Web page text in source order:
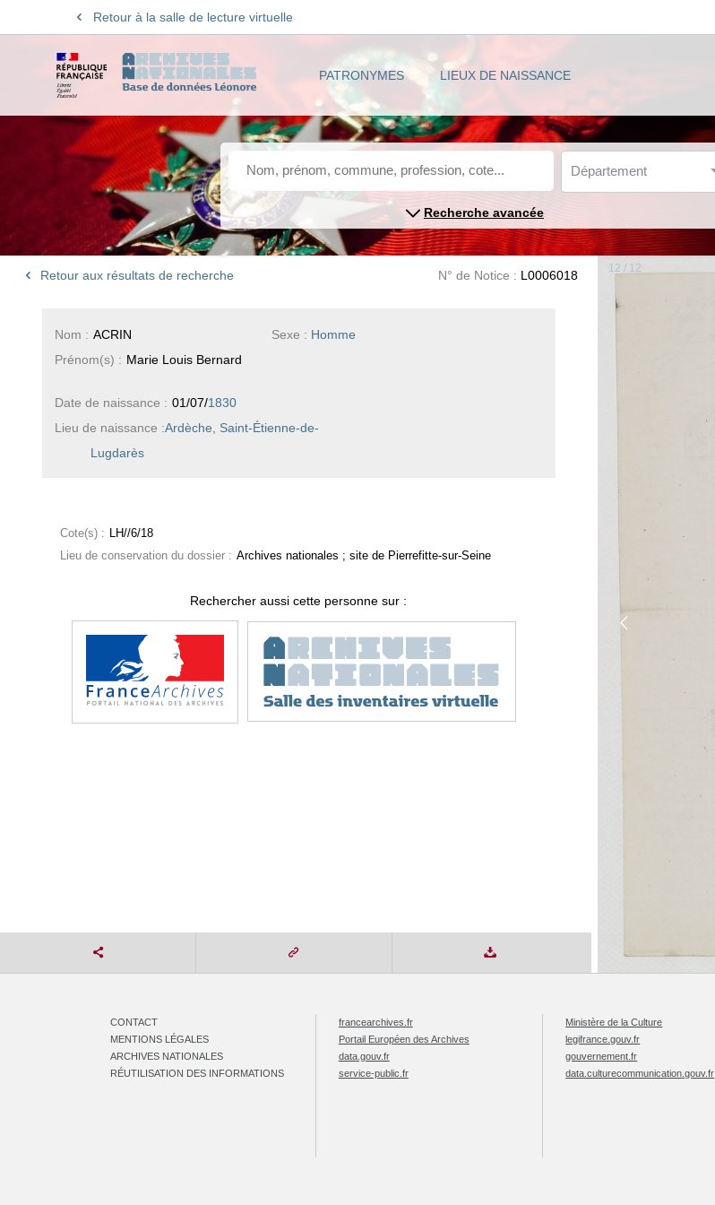
Retour à la salle de lecture virtuelle
PATRONYMES LIEUX DE NAISSANCE
Département
Recherche avancée
Retour aux résultats de recherche N° de Notice : L0006018
Sexe : Homme
Nom : ACRIN
Prénom(s) : Marie Louis Bernard
Date de naissance : 01/07/1830
Lieu de naissance :Ardèche, Saint-Étienne-de-
Lugdarès
Cote(s) : LH//6/18
Lieu de conservation du dossier : Archives nationales ; site de Pierrefitte-sur-Seine
Rechercher aussi cette personne sur :
12 / 12
CONTACT
MENTIONS LÉGALES
ARCHIVES NATIONALES
RÉUTILISATION DES INFORMATIONS
francearchives.fr
Portail Européen des Archives
data.gouv.fr
service-public.fr
Ministère de la Culture
legifrance.gouv.fr
gouvernement.fr
data.culturecommunication.gouv.fr